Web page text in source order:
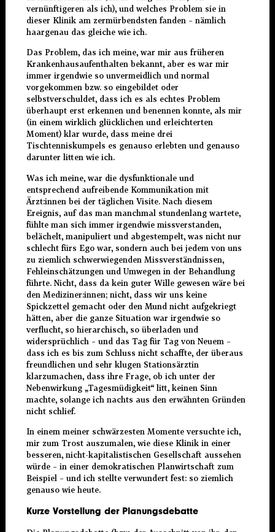
vernünftigeren als ich), und welches Problem sie in
dieser Klinik am zermürbendsten fanden – nämlich
haargenau das gleiche wie ich.
Das Problem, das ich meine, war mir aus früheren
Krankenhausaufenthalten bekannt, aber es war mir
immer irgendwie so unvermeidlich und normal
vorgekommen bzw. so eingebildet oder
selbstverschuldet, dass ich es als echtes Problem
überhaupt erst erkennen und benennen konnte, als mir
(in einem wirklich glücklichen und erleichterten
Moment) klar wurde, dass meine drei
Tischtenniskumpels es genauso erlebten und genauso
darunter litten wie ich.
Was ich meine, war die dysfunktionale und
entsprechend aufreibende Kommunikation mit
Ärzt:innen bei der täglichen Visite. Nach diesem
Ereignis, auf das man manchmal stundenlang wartete,
fühlte man sich immer irgendwie missverstanden,
belächelt, manipuliert und abgestempelt, was nicht nur
schlecht fürs Ego war, sondern auch bei jedem von uns
zu ziemlich schwerwiegenden Missverständnissen,
Fehleinschätzungen und Umwegen in der Behandlung
führte. Nicht, dass da kein guter Wille gewesen wäre bei
den Mediziner:innen; nicht, dass wir uns keine
Spickzettel gemacht oder den Mund nicht aufgekriegt
hätten, aber die ganze Situation war irgendwie so
verflucht, so hierarchisch, so überladen und
widersprüchlich – und das Tag für Tag von Neuem –
dass ich es bis zum Schluss nicht schaffte, der überaus
freundlichen und sehr klugen Stationsärztin
klarzumachen, dass ihre Frage, ob ich unter der
Nebenwirkung „Tagesmüdigkeit“ litt, keinen Sinn
machte, solange ich nachts aus den erwähnten Gründen
nicht schlief.
In einem meiner schwärzesten Momente versuchte ich,
mir zum Trost auszumalen, wie diese Klinik in einer
besseren, nicht-kapitalistischen Gesellschaft aussehen
würde – in einer demokratischen Planwirtschaft zum
Beispiel – und ich stellte verwundert fest: so ziemlich
genauso wie heute.
Kurze Vorstellung der Planungsdebatte